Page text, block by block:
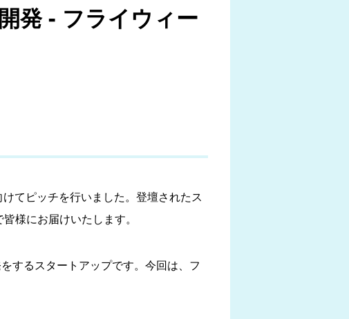
発 - フライウィー
てピッチを行いました。登壇されたス
様にお届けいたします。
するスタートアップです。今回は、フ